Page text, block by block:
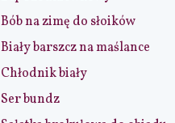
Bób na zimę do słoików
Biały barszcz na maślance
Chłodnik biały
Ser bundz